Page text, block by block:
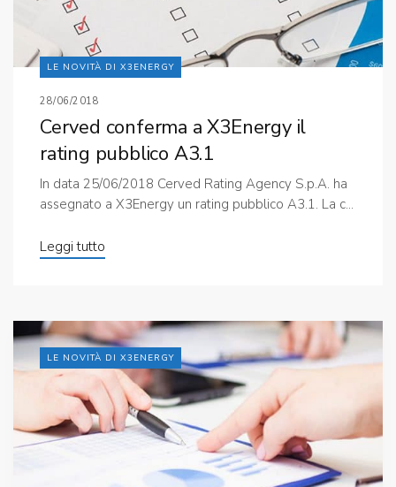
LE NOVITÀ DI X3ENERGY
28/06/2018
Cerved conferma a X3Energy il
rating pubblico A3.1
In data 25/06/2018 Cerved Rating Agency S.p.A. ha
assegnato a X3Energy un rating pubblico A3.1. La c...
Leggi tutto
LE NOVITÀ DI X3ENERGY